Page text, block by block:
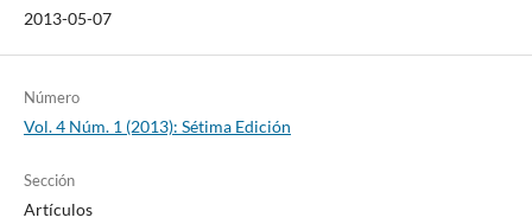
2013-05-07
Número
Vol. 4 Núm. 1 (2013): Sétima Edición
Sección
Artículos